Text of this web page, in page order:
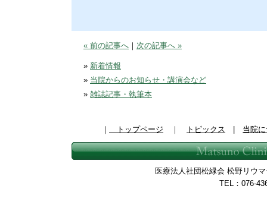
« 前の記事へ ｜ 次の記事へ »
» 新着情報
» 当院からのお知らせ・講演会など
» 雑誌記事・執筆本
｜ トップページ ｜ トピックス 当院
医療法人社団松緑会 松野リウ
TEL：076-